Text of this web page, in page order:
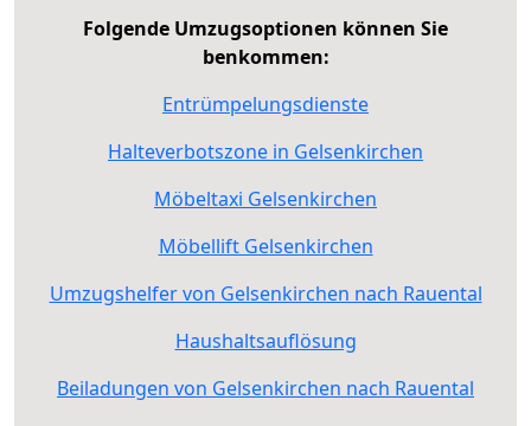
Folgende Umzugsoptionen können Sie
benkommen:
Entrümpelungsdienste
Halteverbotszone in Gelsenkirchen
Möbeltaxi Gelsenkirchen
Möbellift Gelsenkirchen
Umzugshelfer von Gelsenkirchen nach Rauental
Haushaltsauflösung
Beiladungen von Gelsenkirchen nach Rauental